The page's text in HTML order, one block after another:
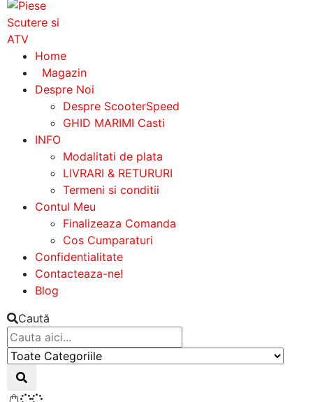
Home
Magazin
Despre Noi
Despre ScooterSpeed
GHID MARIMI Casti
INFO
Modalitati de plata
LIVRARI & RETURURI
Termeni si conditii
Contul Meu
Finalizeaza Comanda
Cos Cumparaturi
Confidentialitate
Contacteaza-ne!
Blog
Caută